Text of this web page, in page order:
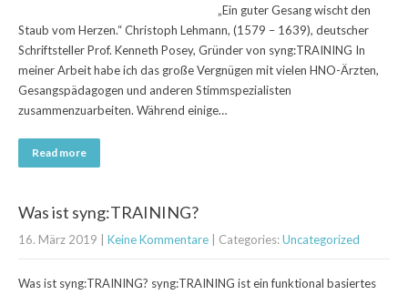
„Ein guter Gesang wischt den
Staub vom Herzen.“ Christoph Lehmann, (1579 – 1639), deutscher
Schriftsteller Prof. Kenneth Posey, Gründer von syng:TRAINING In
meiner Arbeit habe ich das große Vergnügen mit vielen HNO-Ärzten,
Gesangspädagogen und anderen Stimmspezialisten
zusammenzuarbeiten. Während einige…
Read more
Was ist syng:TRAINING?
16. März 2019 Keine Kommentare | Categories:Uncategorized
Was ist syng:TRAINING? syng:TRAINING ist ein funktional basiertes